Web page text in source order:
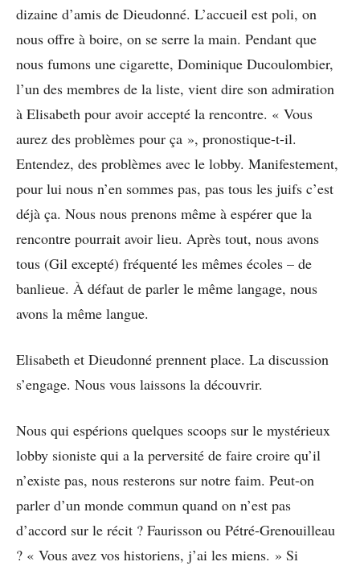
dizaine d’amis de Dieudonné. L’accueil est poli, on
nous offre à boire, on se serre la main. Pendant que
nous fumons une cigarette, Dominique Ducoulombier,
l’un des membres de la liste, vient dire son admiration
à Elisabeth pour avoir accepté la rencontre. « Vous
aurez des problèmes pour ça », pronostique-t-il.
Entendez, des problèmes avec le lobby. Manifestement,
pour lui nous n’en sommes pas, pas tous les juifs c’est
déjà ça. Nous nous prenons même à espérer que la
rencontre pourrait avoir lieu. Après tout, nous avons
tous (Gil excepté) fréquenté les mêmes écoles – de
banlieue. À défaut de parler le même langage, nous
avons la même langue.
Elisabeth et Dieudonné prennent place. La discussion
s’engage. Nous vous laissons la découvrir.
Nous qui espérions quelques scoops sur le mystérieux
lobby sioniste qui a la perversité de faire croire qu’il
n’existe pas, nous resterons sur notre faim. Peut-on
parler d’un monde commun quand on n’est pas
d’accord sur le récit ? Faurisson ou Pétré-Grenouilleau
? « Vous avez vos historiens, j’ai les miens. » Si